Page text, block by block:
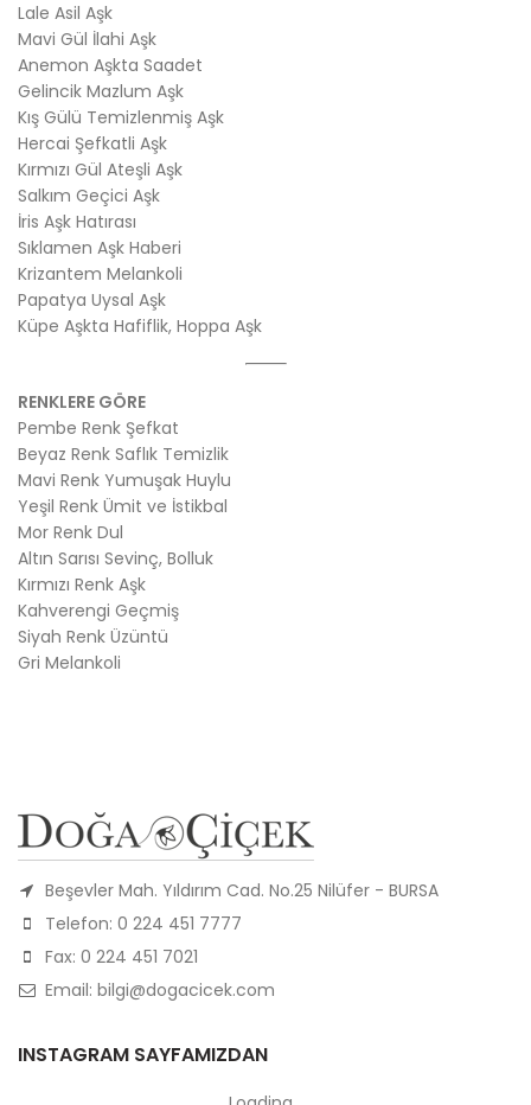
Lale Asil Aşk
Mavi Gül İlahi Aşk
Anemon Aşkta Saadet
Gelincik Mazlum Aşk
Kış Gülü Temizlenmiş Aşk
Hercai Şefkatli Aşk
Kırmızı Gül Ateşli Aşk
Salkım Geçici Aşk
İris Aşk Hatırası
Sıklamen Aşk Haberi
Krizantem Melankoli
Papatya Uysal Aşk
Küpe Aşkta Hafiflik, Hoppa Aşk
RENKLERE GÖRE
Pembe Renk Şefkat
Beyaz Renk Saflık Temizlik
Mavi Renk Yumuşak Huylu
Yeşil Renk Ümit ve İstikbal
Mor Renk Dul
Altın Sarısı Sevinç, Bolluk
Kırmızı Renk Aşk
Kahverengi Geçmiş
Siyah Renk Üzüntü
Gri Melankoli
Beşevler Mah. Yıldırım Cad. No.25 Nilüfer - BURSA
Telefon: 0 224 451 7777
Fax: 0 224 451 7021
Email: bilgi@dogacicek.com
INSTAGRAM SAYFAMIZDAN